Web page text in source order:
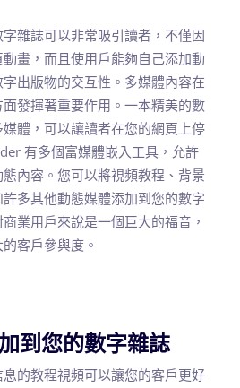
雜誌可以非常吸引讀者，不僅因
畫，而且使用戶能夠自己添加動
出版物的交互性。多媒體內容在
發揮著重要作用。一本精美的數
體，可以讓讀者在您的網頁上停
有多個富媒體嵌入工具，允許
內容。您可以將視頻教程、背景
多其他動態媒體添加到您的數字
業用戶來說是一個巨大的福音，
客戶參與度。
到您的數字雜誌
的教程視頻可以讓您的客戶更好